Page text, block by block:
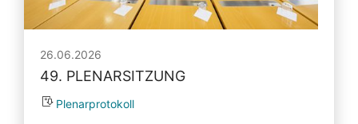
26.06.2026
49. PLENARSITZUNG
Plenarprotokoll